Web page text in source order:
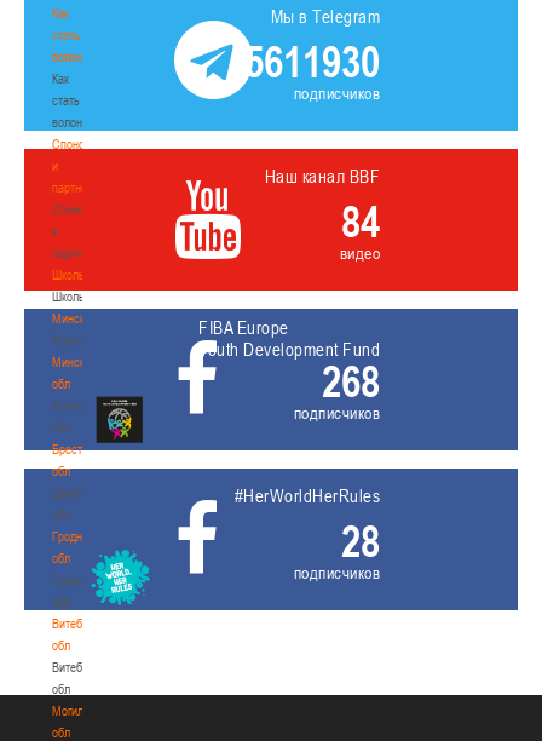
Как
стать
волонтером
Как
стать
волонтером
Спонсоры
и
партнеры
Спонсоры
и
партнеры
Школы
Школы
Минск
Минск
Минская
обл
Минская
обл
Брестская
обл
Брестская
обл
Гродненская
обл
Гродненская
обл
Витебская
обл
Витебская
обл
Могилевская
обл
Мы в Telegram
5611930
подписчиков
Наш канал BBF
84
видео
FIBA Europe
Youth Development Fund
268
подписчиков
#HerWorldHerRules
28
подписчиков